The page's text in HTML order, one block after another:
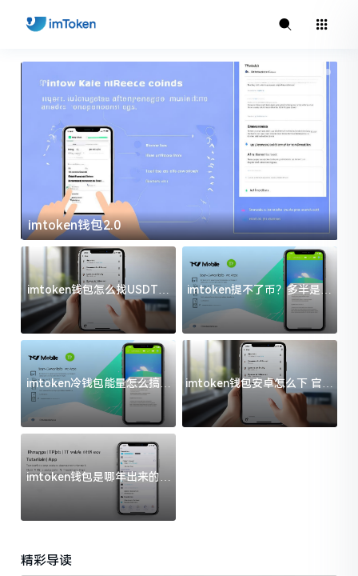
imtoken钱包2.0
imtoken钱包怎么找USDT地
址？三步搞定不踩坑
imtoken提不了币？多半是这
几件事没处理好
imtoken冷钱包能量怎么搞？
过来人告诉你门道
imtoken钱包安卓怎么下 官方
渠道避坑指南
imtoken钱包是哪年出来的？
一文给你说清楚
精彩导读